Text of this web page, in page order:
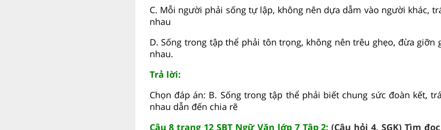
C. Mỗi người phải sống tự lập, không nên dựa dẫm vào người khác,
nhau
D. Sống trong tập thể phải tôn trọng, không nên trêu ghẹo, đừa giỡn
nhau.
Trả lời:
Chọn đáp án: B. Sống trong tập thể phải biết chung sức đoàn kết,
nhau dẫn đến chia rẽ
Câu 8 trang 12 SBT Ngữ Văn lớp 7 Tập 2:(Câu hỏi 4, SGK) Tìm